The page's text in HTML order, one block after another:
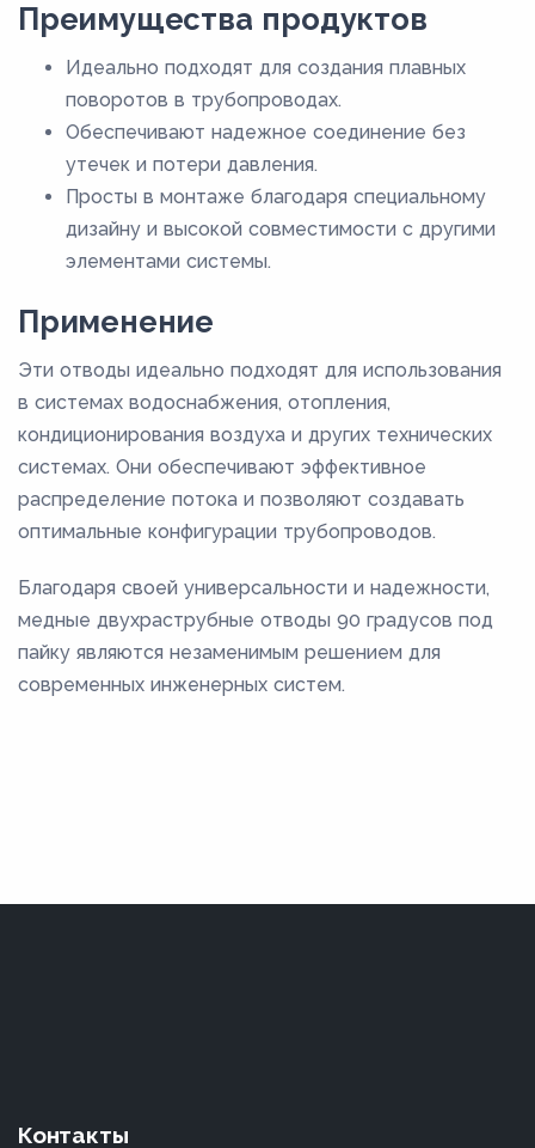
Преимущества продуктов
Идеально подходят для создания плавных
поворотов в трубопроводах.
Обеспечивают надежное соединение без
утечек и потери давления.
Просты в монтаже благодаря специальному
дизайну и высокой совместимости с другими
элементами системы.
Применение
Эти отводы идеально подходят для использования
в системах водоснабжения, отопления,
кондиционирования воздуха и других технических
системах. Они обеспечивают эффективное
распределение потока и позволяют создавать
оптимальные конфигурации трубопроводов.
Благодаря своей универсальности и надежности,
медные двухраструбные отводы 90 градусов под
пайку являются незаменимым решением для
современных инженерных систем.
Контакты